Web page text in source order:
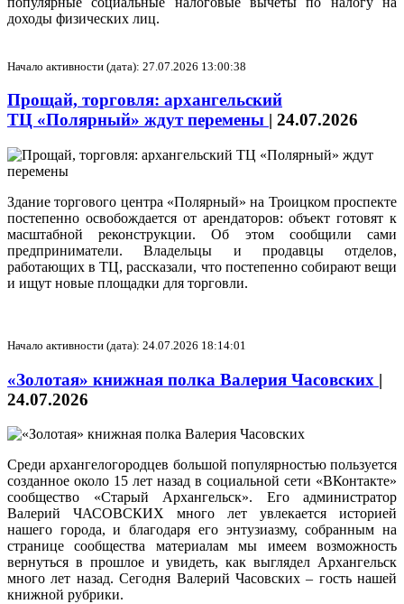
доходы физических лиц.
Начало активности (дата): 27.07.2026 13:00:38
Прощай, торговля: архангельский
ТЦ «Полярный» ждут перемены | 24.07.2026
Здание торгового центра «Полярный» на Троицком проспекте
постепенно освобождается от арендаторов: объект готовят к
масштабной реконструкции. Об этом сообщили сами
предприниматели. Владельцы и продавцы отделов,
работающих в ТЦ, рассказали, что постепенно собирают вещи
и ищут новые площадки для торговли.
Начало активности (дата): 24.07.2026 18:14:01
«Золотая» книжная полка Валерия Часовских |
24.07.2026
Среди архангелогородцев большой популярностью пользуется
созданное около 15 лет назад в социальной сети «ВКонтакте»
сообщество «Старый Архангельск». Его администратор
Валерий ЧАСОВСКИХ много лет увлекается историей
нашего города, и благодаря его энтузиазму, собранным на
странице сообщества материалам мы имеем возможность
вернуться в прошлое и увидеть, как выглядел Архангельск
много лет назад. Сегодня Валерий Часовских – гость нашей
книжной рубрики.